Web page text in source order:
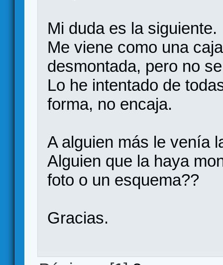
Mi duda es la siguiente.
Me viene como una
desmontada, pero no
Lo he intentado de
forma, no encaja.
A alguien más le venía
Alguien que la haya
foto o un esquema??
Gracias.